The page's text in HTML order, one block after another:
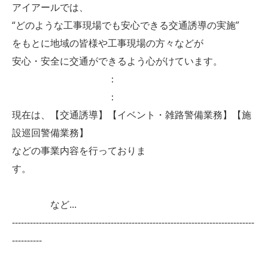
アイアールでは、
“どのような工事現場でも安心できる交通誘導の実施”
をもとに地域の皆様や工事現場の方々などが
安心・安全に交通ができるよう心がけています。
：
：
現在は、【交通誘導】【イベント・雑路警備業務】【施
設巡回警備業務】
などの事業内容を行っておりま
す。
など...
---------------------------------------------------------------------------------
----------